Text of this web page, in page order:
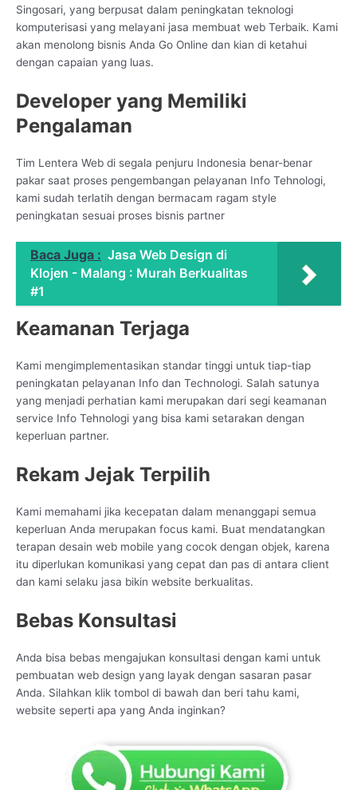
Singosari, yang berpusat dalam peningkatan teknologi
komputerisasi yang melayani jasa membuat web Terbaik. Kami
akan menolong bisnis Anda Go Online dan kian di ketahui
dengan capaian yang luas.
Developer yang Memiliki
Pengalaman
Tim Lentera Web di segala penjuru Indonesia benar-benar
pakar saat proses pengembangan pelayanan Info Tehnologi,
kami sudah terlatih dengan bermacam ragam style
peningkatan sesuai proses bisnis partner
Baca Juga : Jasa Web Design di
Klojen - Malang : Murah Berkualitas
#1
Keamanan Terjaga
Kami mengimplementasikan standar tinggi untuk tiap-tiap
peningkatan pelayanan Info dan Technologi. Salah satunya
yang menjadi perhatian kami merupakan dari segi keamanan
service Info Tehnologi yang bisa kami setarakan dengan
keperluan partner.
Rekam Jejak Terpilih
Kami memahami jika kecepatan dalam menanggapi semua
keperluan Anda merupakan focus kami. Buat mendatangkan
terapan desain web mobile yang cocok dengan objek, karena
itu diperlukan komunikasi yang cepat dan pas di antara client
dan kami selaku jasa bikin website berkualitas.
Bebas Konsultasi
Anda bisa bebas mengajukan konsultasi dengan kami untuk
pembuatan web design yang layak dengan sasaran pasar
Anda. Silahkan klik tombol di bawah dan beri tahu kami,
website seperti apa yang Anda inginkan?